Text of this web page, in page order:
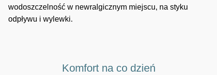
wodoszczelność w newralgicznym miejscu, na styku
odpływu i wylewki.
Komfort na co dzień